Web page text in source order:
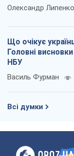
Олександр Липенко
Що очікує
Головні
НБУ
Василь Фурман
Всі думки